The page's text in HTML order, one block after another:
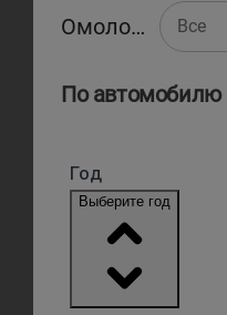
Омологация Все
По автомобилю